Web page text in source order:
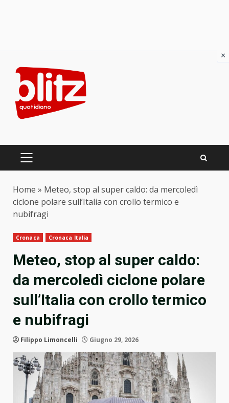
content
PRIMARY
Home » Meteo, stop al super caldo: da mercoledì
ciclone polare sull’Italia con crollo termico e
nubifragi
Cronaca Cronaca Italia
Meteo, stop al super caldo:
da mercoledì ciclone polare
sull’Italia con crollo termico
e nubifragi
Filippo Limoncelli Giugno 29, 2026
×